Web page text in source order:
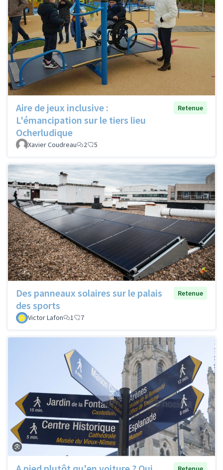
Aire de jeux inclusive :
L'émancipation sur le tiers lieu
Ocherludique
Retenue
Xavier Coudreau 2 5
Des panneaux solaires sur le palais
des sports
Retenue
Victor Lafon 1 7